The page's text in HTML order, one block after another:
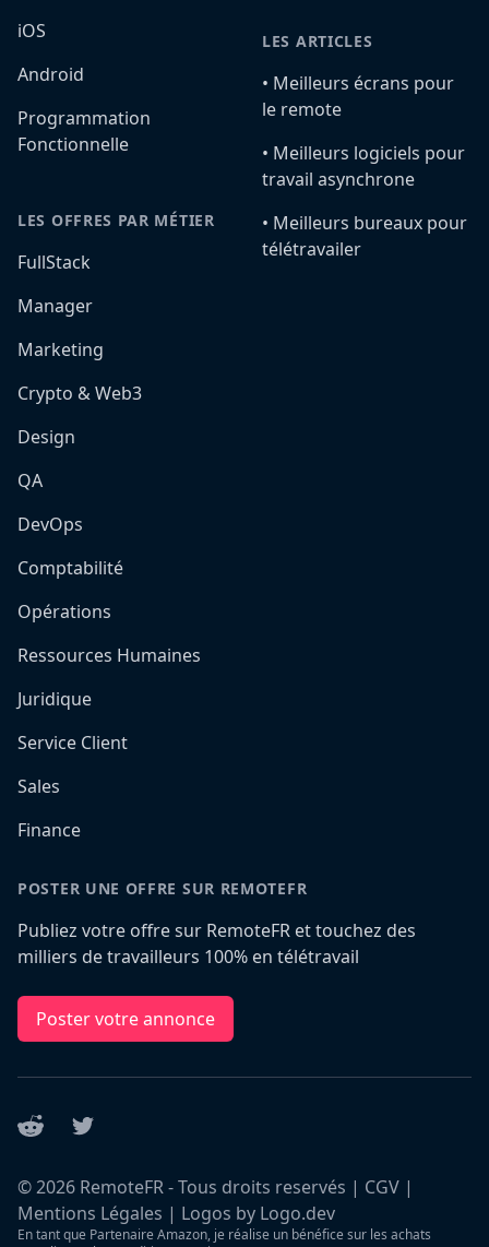
iOS
Android
Programmation
Fonctionnelle
LES OFFRES PAR MÉTIER
FullStack
Manager
Marketing
Crypto & Web3
Design
QA
DevOps
Comptabilité
Opérations
Ressources Humaines
Juridique
Service Client
Sales
Finance
LES ARTICLES
•️ Meilleurs écrans pour
le remote
•️ Meilleurs logiciels pour
travail asynchrone
•️ Meilleurs bureaux pour
télétravailer
POSTER UNE OFFRE SUR REMOTEFR
Publiez votre offre sur RemoteFR et touchez des
milliers de travailleurs 100% en télétravail
Poster votre annonce
Reddit Twitter
©2026 RemoteFR - Tous droits reservés | CGV |
Mentions Légales | Logos by Logo.dev
En tant que Partenaire Amazon, je réalise un bénéfice sur les achats